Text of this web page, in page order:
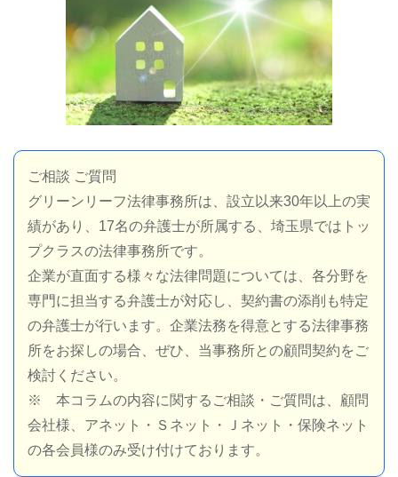
ご相談 ご質問
グリーンリーフ法律事務所は、設立以来30年以上の実
績があり、17名の弁護士が所属する、埼玉県ではトッ
プクラスの法律事務所です。
企業が直面する様々な法律問題については、各分野を
専門に担当する弁護士が対応し、契約書の添削も特定
の弁護士が行います。企業法務を得意とする法律事務
所をお探しの場合、ぜひ、当事務所との顧問契約をご
検討ください。
※ 本コラムの内容に関するご相談・ご質問は、顧問
会社様、アネット・Ｓネット・Ｊネット・保険ネット
の各会員様のみ受け付けております。